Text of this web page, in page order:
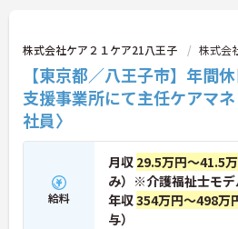
株式会社ケア２１ケア21八王子 株式会
【東京都／八王子市】年間
支援事業所にて主任ケアマ
社員〉
給料
月収 29.5万円～41.5
み）※介護福祉士モデ
年収354万円～498万
与）